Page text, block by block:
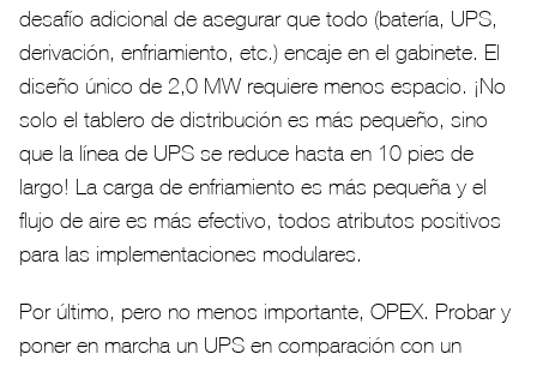
desafío adicional de asegurar que todo (batería, UPS,
derivación, enfriamiento, etc.) encaje en el gabinete. El
diseño único de 2,0 MW requiere menos espacio. ¡No
solo el tablero de distribución es más pequeño, sino
que la línea de UPS se reduce hasta en 10 pies de
largo! La carga de enfriamiento es más pequeña y el
flujo de aire es más efectivo, todos atributos positivos
para las implementaciones modulares.
Por último, pero no menos importante, OPEX. Probar y
poner en marcha un UPS en comparación con un